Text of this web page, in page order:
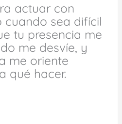
actuar con
cuando sea difícil
tu presencia me
me desvíe, y
me oriente
qué hacer.